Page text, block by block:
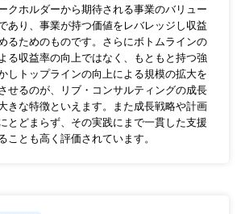
クホルダーから期待される事業のバリュー
あり、事業が持つ価値をレバレッジし収益
るためのものです。さらにボトムラインの
る収益率の向上ではなく、もともと持つ強
しトップラインの向上による規模の拡大を
せるのが、リブ・コンサルティングの成長
きな特徴といえます。また成長戦略や計画
とどまらず、その実践にまで一貫した支援
ことも高く評価されています。